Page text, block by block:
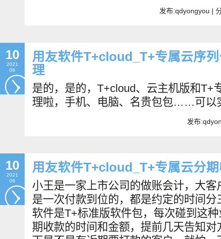
发布:qdyongyou |
10
2021
06
用友软件T+cloud_T+专属云序
理
是的，是的，T+cloud、云主机版和T+
理啦，手机、电脑、名贵包包……可以
发布
10
2021
06
用友软件T+cloud_T+专属云分
小王是一家上市公司的做账会计，大
是一次付款到位的，都是约定的时间
软件是T+标准版软件包，每次碰到这
期收款的时间和金额，提前几天告知